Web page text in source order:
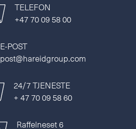
TELEFON
+47 70 09 58 00
E-POST
post@hareidgroup.com
24/7 TJENESTE
+ 47 70 09 58 60
Raffelneset 6